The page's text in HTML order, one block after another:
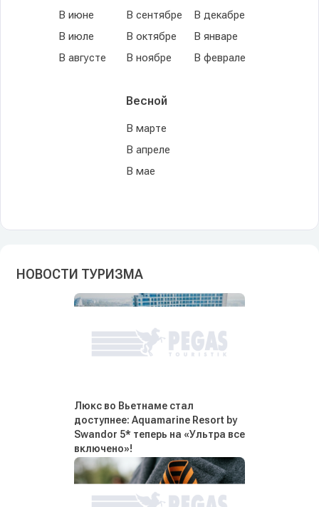
В июне
В июле
В августе
В сентябре
В октябре
В ноябре
В декабре
В январе
В феврале
Весной
В марте
В апреле
В мае
НОВОСТИ ТУРИЗМА
Люкс во Вьетнаме стал
доступнее: Aquamarine Resort by
Swandor 5* теперь на «Ультра все
включено»!